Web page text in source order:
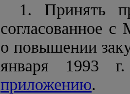
1. Принять
согласованное
о повышении
января 1993
приложению.